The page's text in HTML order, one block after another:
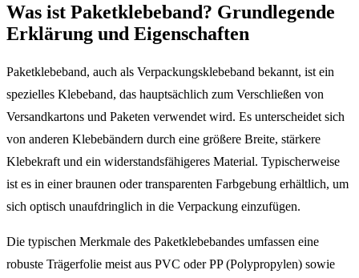
Was ist Paketklebeband? Grundlegende
Erklärung und Eigenschaften
Paketklebeband, auch als Verpackungsklebeband bekannt, ist ein
spezielles Klebeband, das hauptsächlich zum Verschließen von
Versandkartons und Paketen verwendet wird. Es unterscheidet sich
von anderen Klebebändern durch eine größere Breite, stärkere
Klebekraft und ein widerstandsfähigeres Material. Typischerweise
ist es in einer braunen oder transparenten Farbgebung erhältlich, um
sich optisch unaufdringlich in die Verpackung einzufügen.
Die typischen Merkmale des Paketklebebandes umfassen eine
robuste Trägerfolie meist aus PVC oder PP (Polypropylen) sowie